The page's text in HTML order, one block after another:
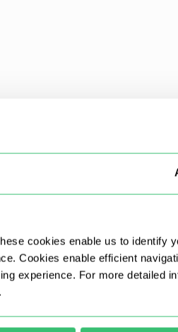
cookies enable us to identify
Cookies enable efficient
experience. For more detailed
.